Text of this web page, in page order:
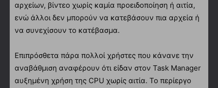
αρχείων, βίντεο χωρίς καμία προειδοποίηση ή αιτία,
ενώ άλλοι δεν μπορούν να κατεβάσουν πια αρχεία ή
να συνεχίσουν το κατέβασμα.
Επιπρόσθετα πάρα πολλοί χρήστες που κάνανε την
αναβάθμιση αναφέρουν ότι είδαν στον Task Manager
αυξημένη χρήση της CPU χωρίς αιτία. Το περίεργο